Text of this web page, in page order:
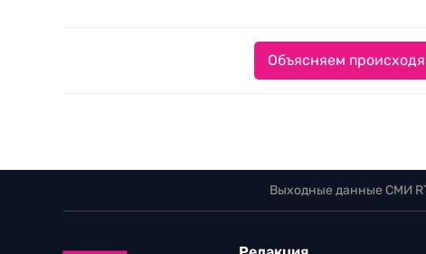
Объясняем
Выходные данные СМИ